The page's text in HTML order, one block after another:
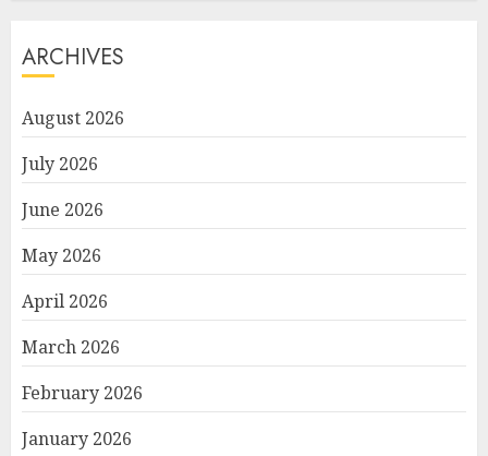
ARCHIVES
August 2026
July 2026
June 2026
May 2026
April 2026
March 2026
February 2026
January 2026